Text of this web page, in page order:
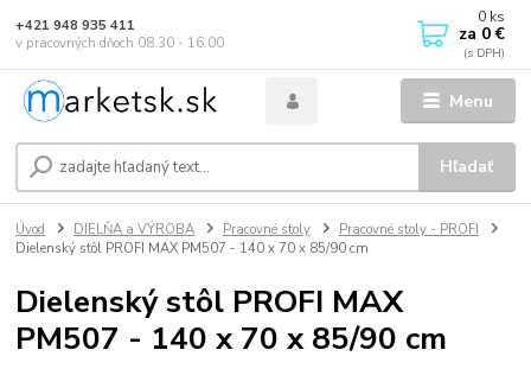
Menu
Hľadať
+421 948 935 411
v pracovných dňoch 08.30 - 16.00
0 ks
za 0 €
Úvod DIELŇA a VÝROBA Pracovné stoly
Pracovné stoly - PROFI
Dielenský stôl PROFI MAX PM507 - 140 x 70 x 85/90 cm
Dielenský stôl PROFI MAX
PM507 - 140 x 70 x 85/90 cm